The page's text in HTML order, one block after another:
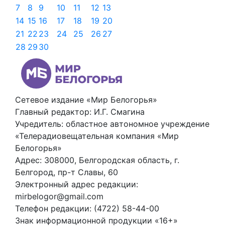
7
8 9 10 11 12 13
14 15 16 17 18 19 20
21 22 23 24 25 26 27
28 29 30
Сетевое издание «Мир Белогорья»
Главный редактор: И.Г. Смагина
Учредитель: областное автономное учреждение
«Телерадиовещательная компания «Мир
Белогорья»
Адрес: 308000, Белгородская область, г.
Белгород, пр-т Славы, 60
Электронный адрес редакции:
mirbelogor@gmail.com
Телефон редакции: (4722) 58-44-00
Знак информационной продукции «16+»